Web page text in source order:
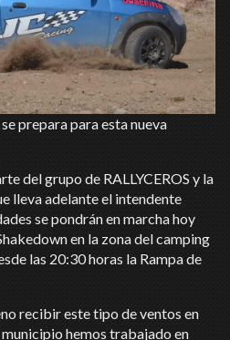
prepara para esta nueva
del grupo de RALLYCEROS y la
lleva adelante el intendente
se pondrán en marcha hoy
en la zona del camping
las 20:30 horas la Rampa de
recibir este tipo de ventos en
hemos trabajado en